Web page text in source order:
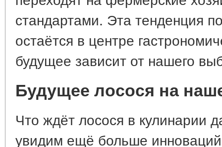
стандартами. Эта тенденция
остаётся в центре
будущее зависит от нашего
Будущее лосося на
Что ждёт лосося в кулинарии
увидим ещё больше